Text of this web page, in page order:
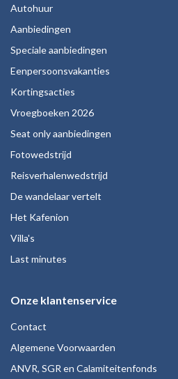
Autohuur
Aanbiedingen
Speciale aanbiedingen
Eenpersoonsvakanties
Kortingsacties
Vroegboeken 2026
Seat only aanbiedingen
Fotowedstrijd
Reisverhalenwedstrijd
De wandelaar vertelt
Het Kafenion
Villa's
Last minutes
Onze klantenservice
Contact
Algemene Voorwaarden
ANVR, SGR en Calamiteitenfonds